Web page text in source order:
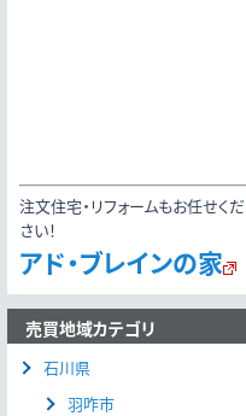
注文住宅・リフォームもお任せくだ
さい！
アド・ブレインの家
売買地域カテゴリ
石川県
羽咋市